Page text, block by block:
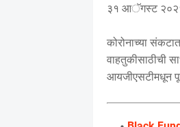
३१ आॅगस्ट २०२१
कोरोनाच्या
वाहतुकीसाठीची
आयजीएसटीमधून